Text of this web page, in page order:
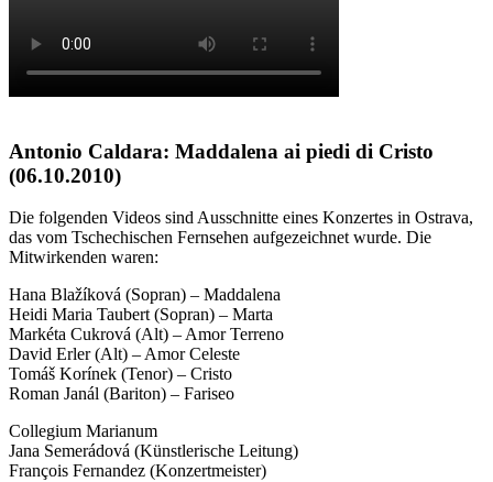
Antonio Caldara: Maddalena ai piedi di Cristo
(06.10.2010)
Die folgenden Videos sind Ausschnitte eines Konzertes in Ostrava,
das vom Tschechischen Fernsehen aufgezeichnet wurde. Die
Mitwirkenden waren:
Hana Blažíková (Sopran) – Maddalena
Heidi Maria Taubert (Sopran) – Marta
Markéta Cukrová (Alt) – Amor Terreno
David Erler (Alt) – Amor Celeste
Tomáš Korínek (Tenor) – Cristo
Roman Janál (Bariton) – Fariseo
Collegium Marianum
Jana Semerádová (Künstlerische Leitung)
François Fernandez (Konzertmeister)